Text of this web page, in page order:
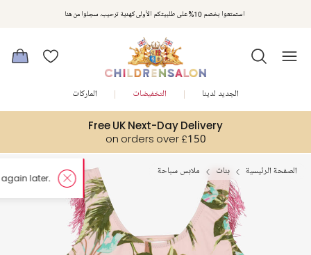
استمتعوا بخصم 10% على طلبيتكم الأولى كهدية ترحيب. سجلوا من هنا
Free UK Next-Day Delivery
on orders over £150
الجديد لدينا التخفيضات الماركات
الصفحة الرئيسية بنات ملابس سباحة